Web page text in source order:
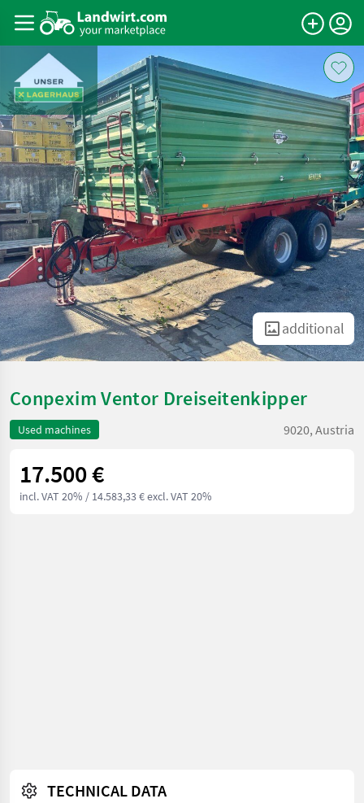
additional
Conpexim Ventor Dreiseitenkipper
Used machines 9020, Austria
17.500 €
incl. VAT 20% / 14.583,33 € excl. VAT 20%
TECHNICAL DATA